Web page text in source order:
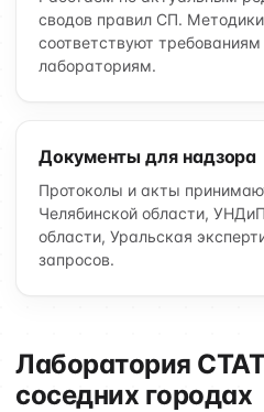
сводов правил СП.
соответствуют
лабораториям.
Документы для надзора
Протоколы и акты
Челябинской области,
области, Уральская
запросов.
Лаборатория
соседних городах